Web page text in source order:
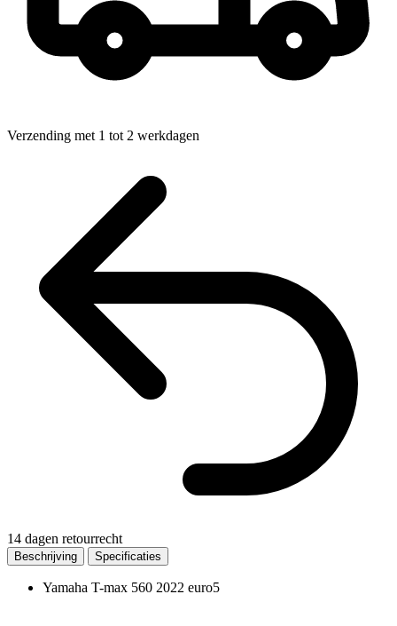
Verzending met 1 tot 2 werkdagen
14 dagen retourrecht
Beschrijving Specificaties
Yamaha T-max 560 2022 euro5